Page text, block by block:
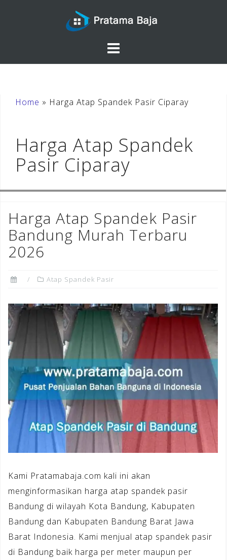
Home » Harga Atap Spandek Pasir Ciparay
Harga Atap Spandek
Pasir Ciparay
Harga Atap Spandek Pasir
Bandung Murah Terbaru
2026
Atap Spandek Pasir
Kami Pratamabaja.com kali ini akan
menginformasikan harga atap spandek pasir
Bandung di wilayah Kota Bandung, Kabupaten
Bandung dan Kabupaten Bandung Barat Jawa
Barat Indonesia. Kami menjual atap spandek pasir
di Bandung baik harga per meter maupun per